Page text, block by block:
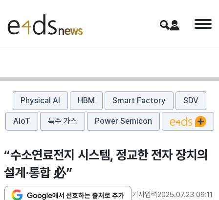
Physical AI HBM Smart Factory SDV
AIoT 특수 가스 Power Semicon
“수소연료전지 시스템, 정교한 전자 장치의
설계·통합 必”
기사입력2025.07.23 09:11